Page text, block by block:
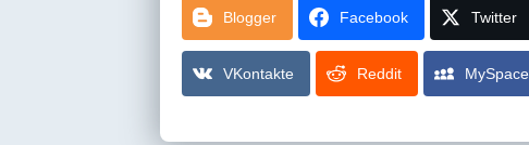
Blogger Facebook Twitter
VKontakte Reddit MySpace